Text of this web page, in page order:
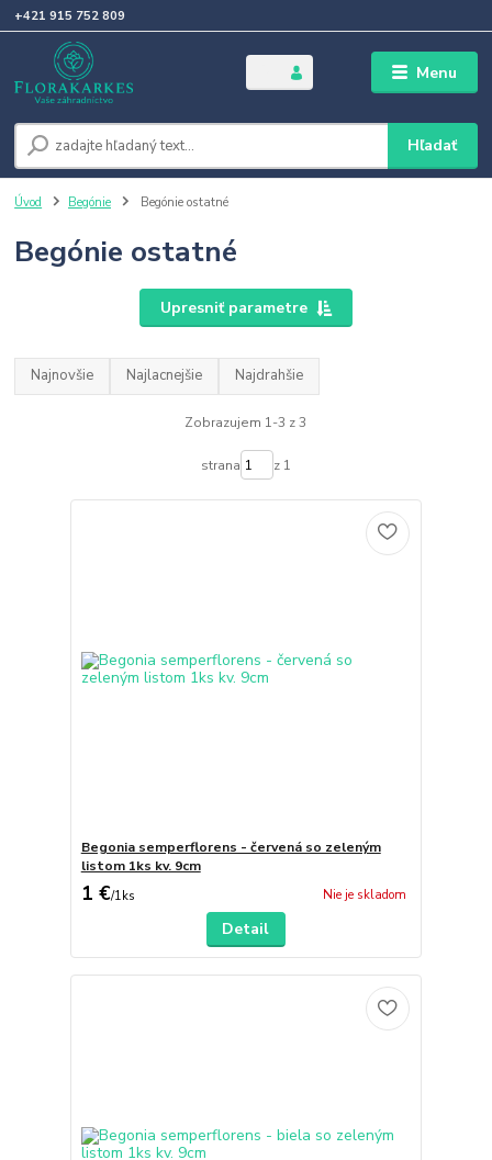
Menu
Hľadať
+421 915 752 809
Úvod Begónie Begónie ostatné
Begónie ostatné
Upresniť parametre
Najnovšie Najlacnejšie Najdrahšie
Zobrazujem 1-3 z 3
strana z 1
Begonia semperflorens - červená so zeleným
listom 1ks kv. 9cm
1 €/1ks Nie je skladom
Detail